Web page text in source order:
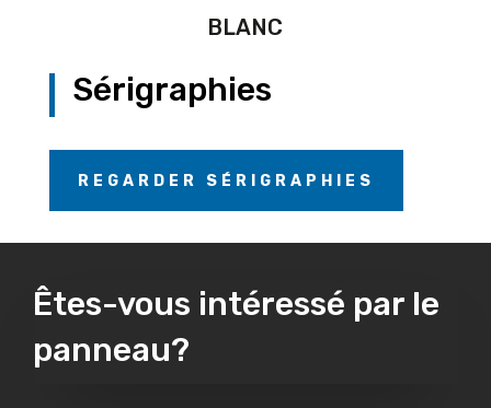
BLANC
Sérigraphies
REGARDER SÉRIGRAPHIES
Êtes-vous intéressé par le
panneau?